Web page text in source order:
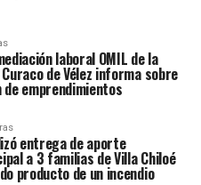
laboral OMIL de la
de Vélez informa sobre
emprendimientos
entrega de aporte
a 3 familias de Villa Chiloé
producto de un incendio